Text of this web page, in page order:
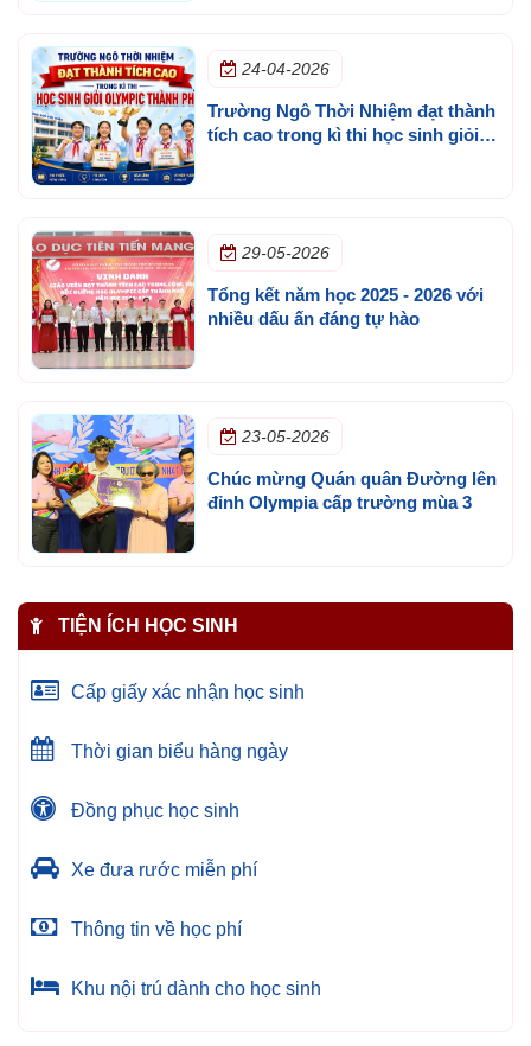
24-04-2026
Trường Ngô Thời Nhiệm đạt thành
tích cao trong kì thi học sinh giỏi
29-05-2026
Tổng kết năm học 2025 - 2026 với
nhiều dấu ấn đáng tự hào
23-05-2026
Chúc mừng Quán quân Đường lên
đỉnh Olympia cấp trường mùa 3
TIỆN ÍCH HỌC SINH
Cấp giấy xác nhận học sinh
Thời gian biểu hàng ngày
Đồng phục học sinh
Xe đưa rước miễn phí
Thông tin về học phí
Khu nội trú dành cho học sinh